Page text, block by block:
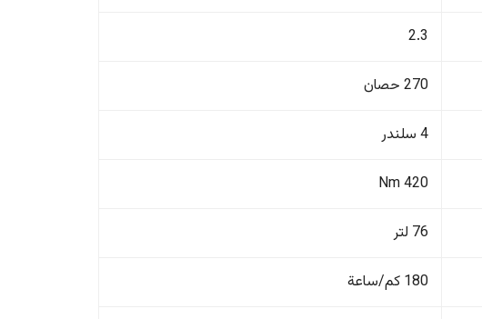
2.3
270 حصان
4 سلندر
420 Nm
76 لتر
180 كم/ساعة